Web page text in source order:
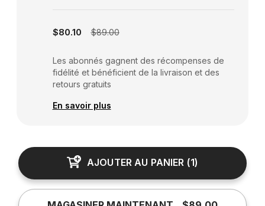
$80.10 $89.00
Les abonnés gagnent des récompenses de
fidélité et bénéficient de la livraison et des
retours gratuits
En savoir plus
AJOUTER AU PANIER (1)